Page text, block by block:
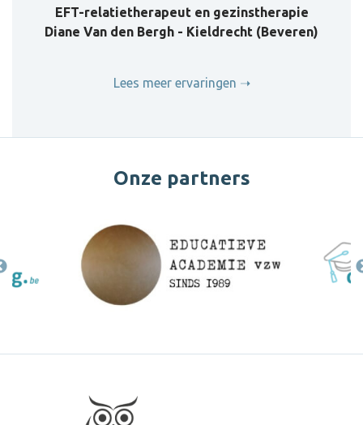
EFT-relatietherapeut en gezinstherapie
Diane Van den Bergh - Kieldrecht (Beveren)
Lees meer ervaringen
Onze partners